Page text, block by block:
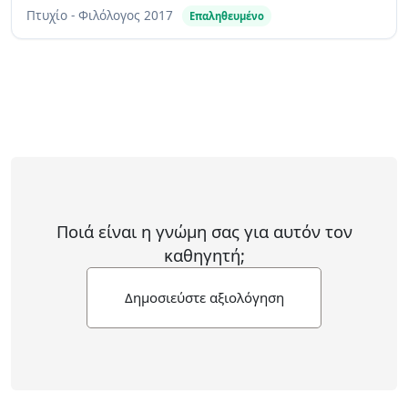
Πτυχίο - Φιλόλογος 2017 Επαληθευμένο
Ποιά είναι η γνώμη σας για αυτόν τον
καθηγητή;
Δημοσιεύστε αξιολόγηση